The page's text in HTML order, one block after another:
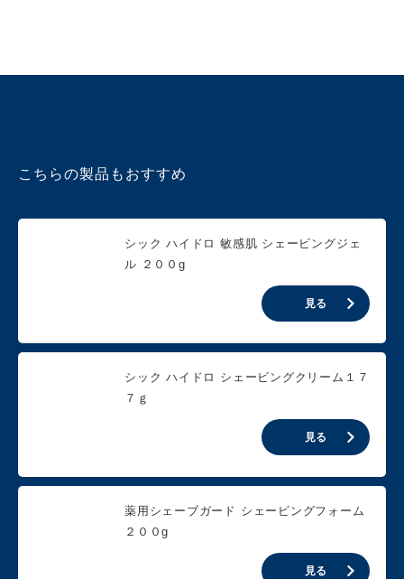
こちらの製品もおすすめ
シック ハイドロ 敏感肌 シェービングジェ
ル ２００g
見る
シック ハイドロ シェービングクリーム１７
７ｇ
見る
薬用シェーブガード シェービングフォーム
２００g
見る